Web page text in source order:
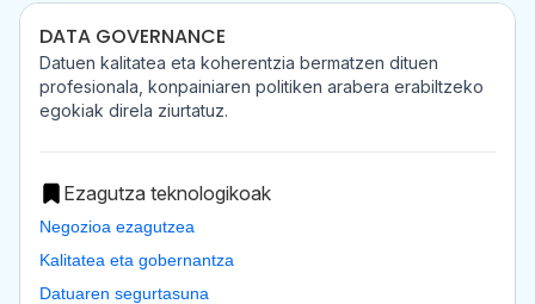
DATA GOVERNANCE
Datuen kalitatea eta koherentzia bermatzen dituen
profesionala, konpainiaren politiken arabera erabiltzeko
egokiak direla ziurtatuz.
Ezagutza teknologikoak
Negozioa ezagutzea
Kalitatea eta gobernantza
Datuaren segurtasuna